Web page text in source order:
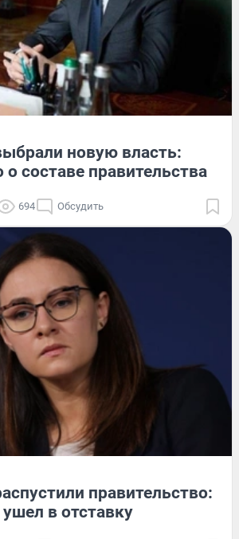
новую власть:
о составе правительства
694 Обсудить
правительство:
в отставку